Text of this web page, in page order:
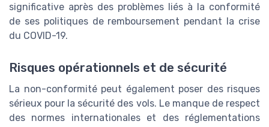
significative après des problèmes liés à la conformité
de ses politiques de remboursement pendant la crise
du COVID-19.
Risques opérationnels et de sécurité
La non-conformité peut également poser des risques
sérieux pour la sécurité des vols. Le manque de respect
des normes internationales et des réglementations